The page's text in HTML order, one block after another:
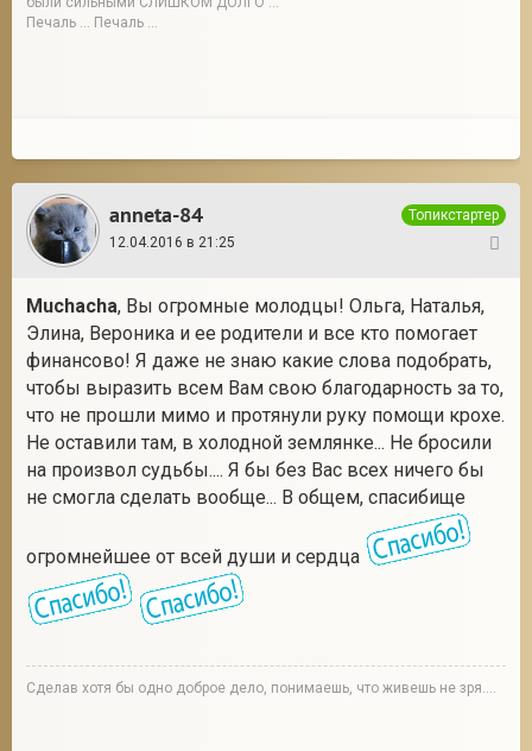
Печаль ... Печаль ...
anneta-84
Топикстартер
12.04.2016 в 21:25
Muchacha, Вы огромные молодцы! Ольга, Наталья,
Элина, Вероника и ее родители и все кто помогает
финансово! Я даже не знаю какие слова подобрать,
чтобы выразить всем Вам свою благодарность за то,
что не прошли мимо и протянули руку помощи крохе.
Не оставили там, в холодной землянке... Не бросили
на произвол судьбы.... Я бы без Вас всех ничего бы
не смогла сделать вообще... В общем, спасибище
огромнейшее от всей души и сердца
Сделав хотя бы одно доброе дело, понимаешь, что живешь не зря....